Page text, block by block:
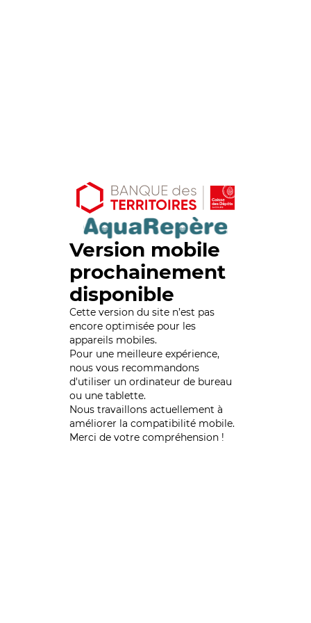
Version mobile
prochainement
disponible
Cette version du site n’est pas
encore optimisée pour les
appareils mobiles.
Pour une meilleure expérience,
nous vous recommandons
d'utiliser un ordinateur de bureau
ou une tablette.
Nous travaillons actuellement à
améliorer la compatibilité mobile.
Merci de votre compréhension !